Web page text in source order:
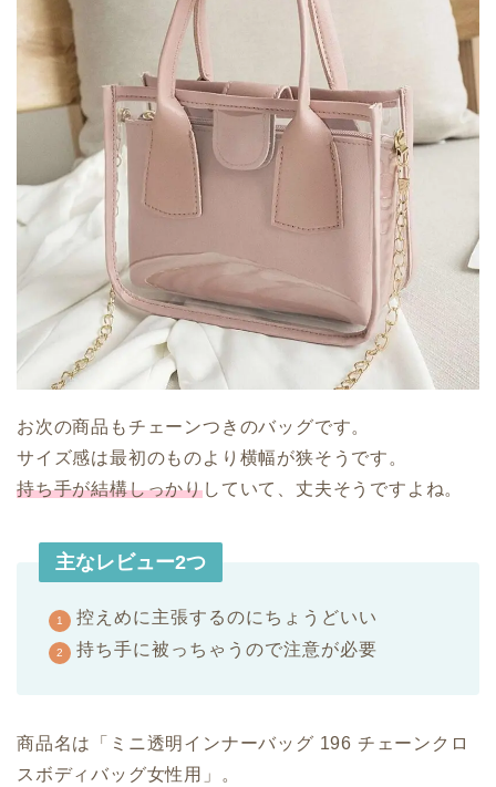
お次の商品もチェーンつきのバッグです。
サイズ感は最初のものより横幅が狭そうです。
持ち手が結構しっかりしていて、丈夫そうですよね。
主なレビュー2つ
控えめに主張するのにちょうどいい
持ち手に被っちゃうので注意が必要
商品名は「ミニ透明インナーバッグ 196 チェーンクロ
スボディバッグ女性用」。